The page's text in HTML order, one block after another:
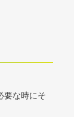
要な時にそ